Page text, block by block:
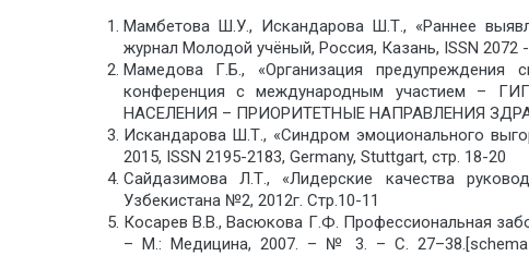
Мамбетова Ш.У., Искандарова Ш.Т., «Раннее
журнал Молодой учёный, Россия, Казань, ISSN 2072
Мамедова Г.Б., «Организация предупреждения
конференция с международным участием
НАСЕЛЕНИЯ – ПРИОРИТЕТНЫЕ НАПРАВЛЕНИЯ
Искандарова Ш.Т., «Синдром эмоционального
2015, ISSN 2195-2183, Germany, Stuttgart, стр. 18-20
Сайдазимова Л.Т., «Лидерские качества
Узбекистана №2, 2012г. Стр.10-11
Косарев В.В., Васюкова Г.Ф. Профессиональная
– М.: Медицина, 2007. – № 3. – С.